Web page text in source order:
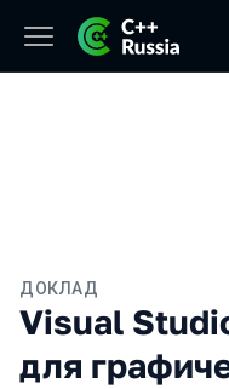
ДОКЛАД
Visual
для